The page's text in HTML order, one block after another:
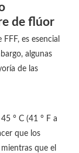
de flúor
es esencial
algunas
de las
° C (41 ° F a
que los
que el